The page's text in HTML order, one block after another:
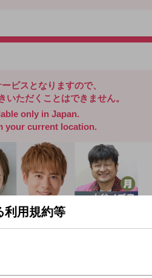
ビスとなりますので、
ただくことはできません。
only in Japan.
your current location.
利用規約等